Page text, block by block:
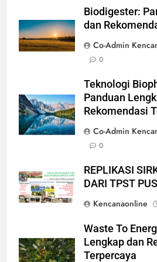
Biodigester:
dan
Co-Admin
0
Teknologi
Panduan
Rekomendasi
Co-Admin
0
REPLIKASI
DARI TPST
Kencanaonline
Waste To
Lengkap dan
Terpercaya